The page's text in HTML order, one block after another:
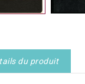
du produit